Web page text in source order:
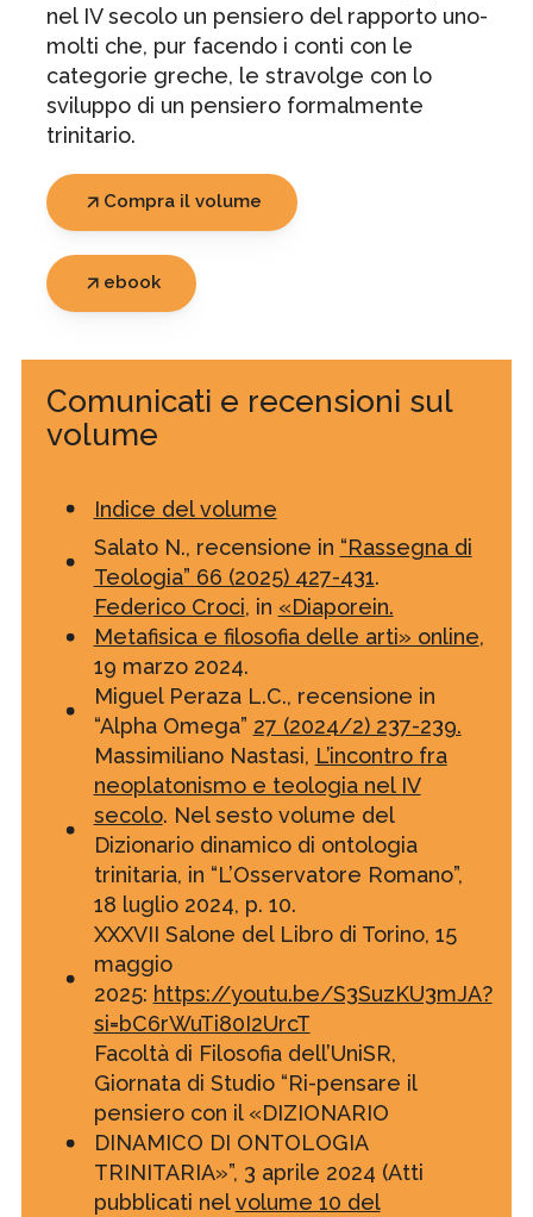
nel IV secolo un pensiero del rapporto uno-
molti che, pur facendo i conti con le
categorie greche, le stravolge con lo
sviluppo di un pensiero formalmente
trinitario.
Compra il volume
ebook
Comunicati e recensioni sul
volume
Indice del volume
Salato N., recensione in “Rassegna di
Teologia” 66 (2025) 427-431.
Federico Croci, in «Diaporein.
Metafisica e filosofia delle arti» online,
19 marzo 2024.
Miguel Peraza L.C., recensione in
“Alpha Omega” 27 (2024/2) 237-239.
Massimiliano Nastasi, L’incontro fra
neoplatonismo e teologia nel IV
secolo. Nel sesto volume del
Dizionario dinamico di ontologia
trinitaria, in “L’Osservatore Romano”,
18 luglio 2024, p. 10.
XXXVII Salone del Libro di Torino, 15
maggio
2025: https://youtu.be/S3SuzKU3mJA?
si=bC6rWuTi80I2UrcT
Facoltà di Filosofia dell’UniSR,
Giornata di Studio “Ri-pensare il
pensiero con il «DIZIONARIO
DINAMICO DI ONTOLOGIA
TRINITARIA»”, 3 aprile 2024 (Atti
pubblicati nelvolume 10 del